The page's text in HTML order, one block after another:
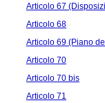
Articolo 67
Articolo 68
Articolo 69 (Piano
Articolo 70
Articolo 70 bis
Articolo 71